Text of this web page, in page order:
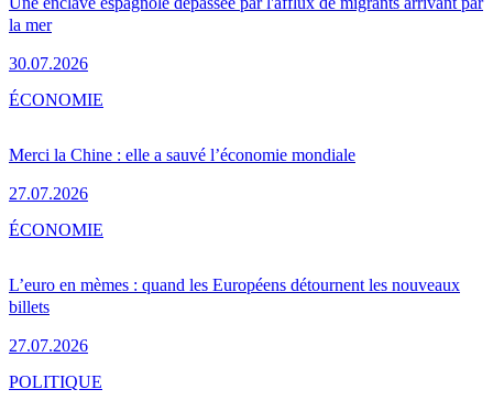
la mer
30.07.2026
Merci la Chine : elle a sauvé l’économie mondiale
27.07.2026
ÉCONOMIE
L’euro en mèmes : quand les Européens détournent les nouveaux
billets
27.07.2026
ÉCONOMIE
POLITIQUE